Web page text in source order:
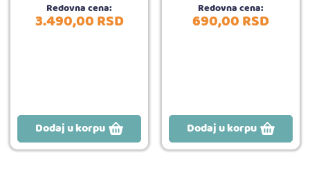
Redovna cena:
3.490,00RSD
Dodaj u korpu
Redovna cena:
690,00RSD
Dodaj u korpu